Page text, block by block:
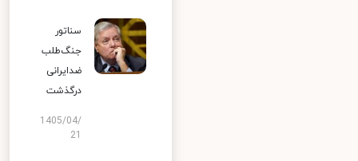
سناتور
جنگ‌طلب
ضدایرانی
درگذشت
1405/04/